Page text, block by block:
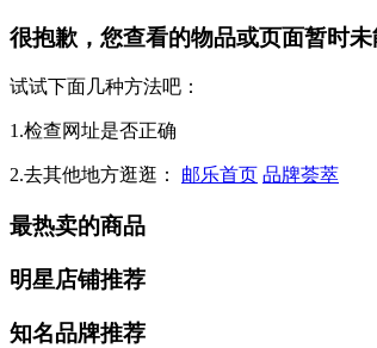
很抱歉，您查看的物品或页面暂时未
试试下面几种方法吧：
1.检查网址是否正确
2.去其他地方逛逛： 邮乐首页 品牌荟萃
最热卖的商品
明星店铺推荐
知名品牌推荐